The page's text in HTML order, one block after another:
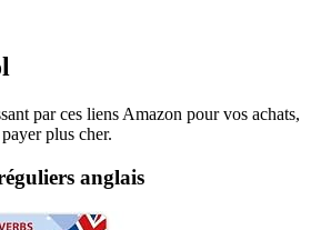
par ces liens Amazon pour vos achats,
plus cher.
anglais